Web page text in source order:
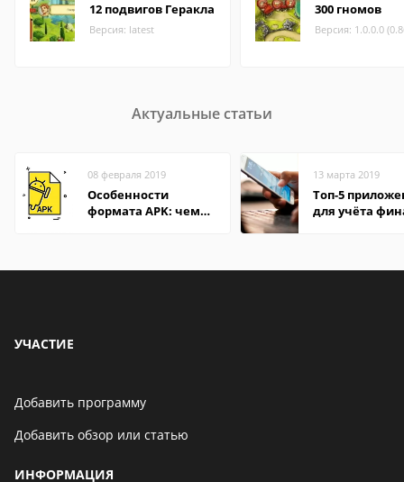
12 подвигов Геракла
Версия: latest
300 гномов
Версия: 1.0.0.0
Актуальные статьи
08 февраля 2019
Особенности
формата APK: чем
13 марта 2019
Топ-5
для учёта
УЧАСТИЕ
Добавить программу
Добавить обзор или статью
ИНФОРМАЦИЯ